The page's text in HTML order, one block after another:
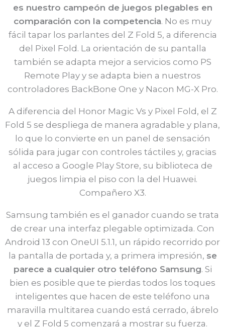
es nuestro campeón de juegos plegables en
comparación con la competencia. No es muy
fácil tapar los parlantes del Z Fold 5, a diferencia
del Pixel Fold. La orientación de su pantalla
también se adapta mejor a servicios como PS
Remote Play y se adapta bien a nuestros
controladores BackBone One y Nacon MG-X Pro.
A diferencia del Honor Magic Vs y Pixel Fold, el Z
Fold 5 se despliega de manera agradable y plana,
lo que lo convierte en un panel de sensación
sólida para jugar con controles táctiles y, gracias
al acceso a Google Play Store, su biblioteca de
juegos limpia el piso con la del Huawei.
Compañero X3.
Samsung también es el ganador cuando se trata
de crear una interfaz plegable optimizada. Con
Android 13 con OneUI 5.1.1, un rápido recorrido por
la pantalla de portada y, a primera impresión, se
parece a cualquier otro teléfono Samsung. Si
bien es posible que te pierdas todos los toques
inteligentes que hacen de este teléfono una
maravilla multitarea cuando está cerrado, ábrelo
y el Z Fold 5 comenzará a mostrar su fuerza.